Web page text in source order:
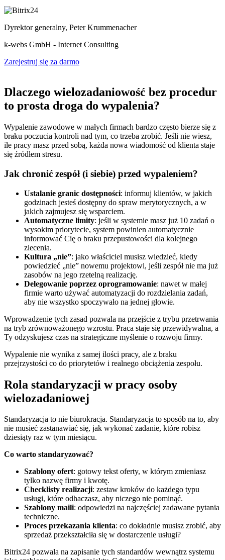
Dyrektor generalny, Peter Krummenacher
k-webs GmbH - Internet Consulting
Zarejestruj się za darmo
Dlaczego wielozadaniowość bez procedur
to prosta droga do wypalenia?
Wypalenie zawodowe w małych firmach bardzo często bierze się z
braku poczucia kontroli nad tym, co trzeba zrobić. Jeśli nie wiesz,
ile pracy masz przed sobą, każda nowa wiadomość od klienta staje
się źródłem stresu.
Jak chronić zespół (i siebie) przed wypaleniem?
Ustalanie granic dostępności: informuj klientów, w jakich
godzinach jesteś dostępny do spraw merytorycznych, a w
jakich zajmujesz się wsparciem.
Automatyczne limity: jeśli w systemie masz już 10 zadań o
wysokim priorytecie, system powinien automatycznie
informować Cię o braku przepustowości dla kolejnego
zlecenia.
Kultura „nie”: jako właściciel musisz wiedzieć, kiedy
powiedzieć „nie” nowemu projektowi, jeśli zespół nie ma już
zasobów na jego rzetelną realizację.
Delegowanie poprzez oprogramowanie: nawet w małej
firmie warto używać automatyzacji do rozdzielania zadań,
aby nie wszystko spoczywało na jednej głowie.
Wprowadzenie tych zasad pozwala na przejście z trybu przetrwania
na tryb zrównoważonego wzrostu. Praca staje się przewidywalna, a
Ty odzyskujesz czas na strategiczne myślenie o rozwoju firmy.
Wypalenie nie wynika z samej ilości pracy, ale z braku
przejrzystości co do priorytetów i realnego obciążenia zespołu.
Rola standaryzacji w pracy osoby
wielozadaniowej
Standaryzacja to nie biurokracja. Standaryzacja to sposób na to, aby
nie musieć zastanawiać się, jak wykonać zadanie, które robisz
dziesiąty raz w tym miesiącu.
Co warto standaryzować?
Szablony ofert: gotowy tekst oferty, w którym zmieniasz
tylko nazwę firmy i kwotę.
Checklisty realizacji: zestaw kroków do każdego typu
usługi, które odhaczasz, aby niczego nie pominąć.
Szablony maili: odpowiedzi na najczęściej zadawane pytania
techniczne.
Proces przekazania klienta: co dokładnie musisz zrobić, aby
sprzedaż przekształciła się w dostarczenie usługi?
Bitrix24 pozwala na zapisanie tych standardów wewnątrz systemu